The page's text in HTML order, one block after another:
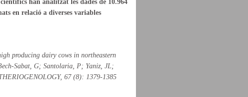
han analitzat les dades de 10.964
en relació a diverses variables
producing dairy cows in northeastern
Sabat, G; Santolaria, P; Yaniz, JL;
67 (8): 1379-1385